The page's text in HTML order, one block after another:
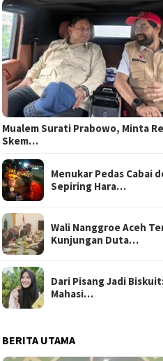
Mualem Surati Prabowo, Minta
Skem…
Menukar Pedas Cabai
Sepiring Hara…
Wali Nanggroe Aceh
Kunjungan Duta…
Dari Pisang Jadi
Mahasi…
BERITA UTAMA